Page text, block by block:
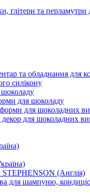
глітери та перламутри
та обладнання для
силікону
для шоколаду
для шоколадних
для шоколадних
(Англія)
для шампуню,